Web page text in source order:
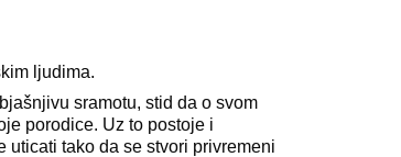
ljudima.
sramotu, stid da o svom
porodice. Uz to postoje i
tako da se stvori privremeni